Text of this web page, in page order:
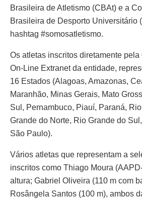
Brasileira de Atletismo (CBAt) e a
Brasileira de Desporto Universitário
hashtag #somosatletismo.
Os atletas inscritos diretamente
On-Line Extranet da entidade,
16 Estados (Alagoas, Amazonas,
Maranhão, Minas Gerais, Mato
Sul, Pernambuco, Piauí, Paraná,
Grande do Norte, Rio Grande do
São Paulo).
Vários atletas que representam a
inscritos como Thiago Moura
altura; Gabriel Oliveira (110 m com
Rosângela Santos (100 m), ambos